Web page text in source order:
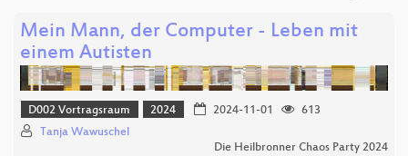
Mein Mann, der Computer - Leben mit
einem Autisten
D002 Vortragsraum 2024 2024-11-01
613
Tanja Wawuschel
Die Heilbronner Chaos Party 2024